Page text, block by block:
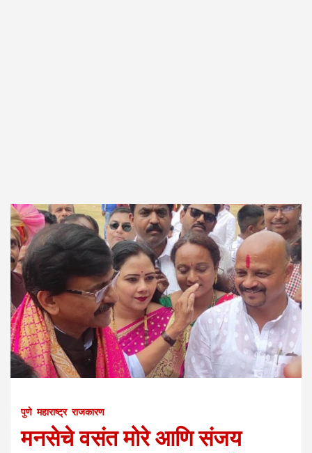
पुणे महाराष्ट्र राजकारण
मनसेचे वसंत मोरे आणि संजय